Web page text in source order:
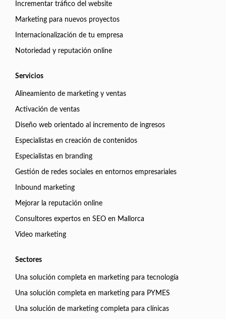
Incrementar tráfico del website
Marketing para nuevos proyectos
Internacionalización de tu empresa
Notoriedad y reputación online
Servicios
Alineamiento de marketing y ventas
Activación de ventas
Diseño web orientado al incremento de ingresos
Especialistas en creación de contenidos
Especialistas en branding
Gestión de redes sociales en entornos empresariales
Inbound marketing
Mejorar la reputación online
Consultores expertos en SEO en Mallorca
Video marketing
Sectores
Una solución completa en marketing para tecnología
Una solución completa en marketing para PYMES
Una solución de marketing completa para clínicas